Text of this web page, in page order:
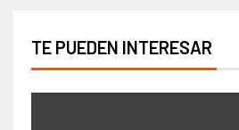
TE PUEDEN INTERESAR